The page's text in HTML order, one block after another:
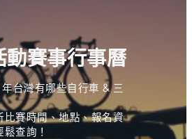
賽事行事曆
台灣有哪些自行車 & 三
比賽時間、地點、報名資
查詢！